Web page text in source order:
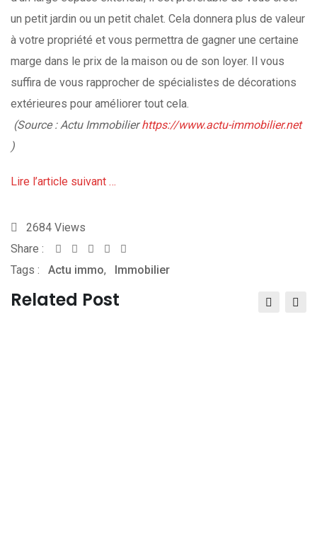
un petit jardin ou un petit chalet. Cela donnera plus de valeur
à votre propriété et vous permettra de gagner une certaine
marge dans le prix de la maison ou de son loyer. Il vous
suffira de vous rapprocher de spécialistes de décorations
extérieures pour améliorer tout cela.
(Source : Actu Immobilierhttps://www.actu-immobilier.net
)
Lire l’article suivant …
2684 Views
Share :
Whatsapp
Share
via
Email
Tags : Actu immo, Immobilier
Related Post